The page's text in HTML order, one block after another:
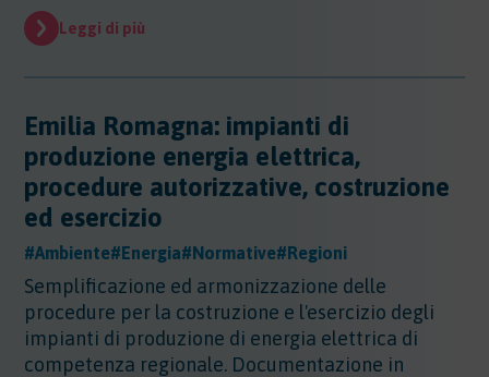
Regioni - Valle DAosta
Leggi di più
Emilia Romagna: impianti di
produzione energia elettrica,
procedure autorizzative, costruzione
ed esercizio
#Ambiente#Energia#Normative#Regioni
Semplificazione ed armonizzazione delle
procedure per la costruzione e l'esercizio degli
impianti di produzione di energia elettrica di
competenza regionale. Documentazione in